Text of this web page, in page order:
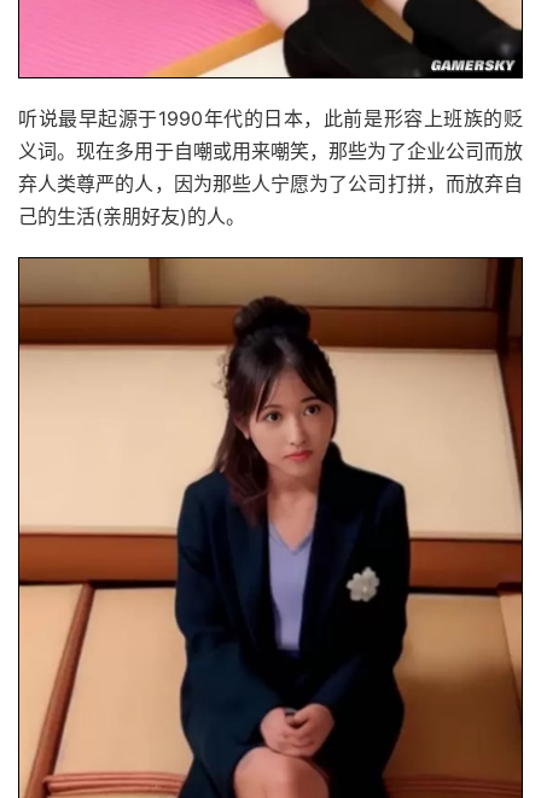
听说最早起源于1990年代的日本，此前是形容上班族的贬
义词。现在多用于自嘲或用来嘲笑，那些为了企业公司而放
弃人类尊严的人，因为那些人宁愿为了公司打拼，而放弃自
己的生活(亲朋好友)的人。